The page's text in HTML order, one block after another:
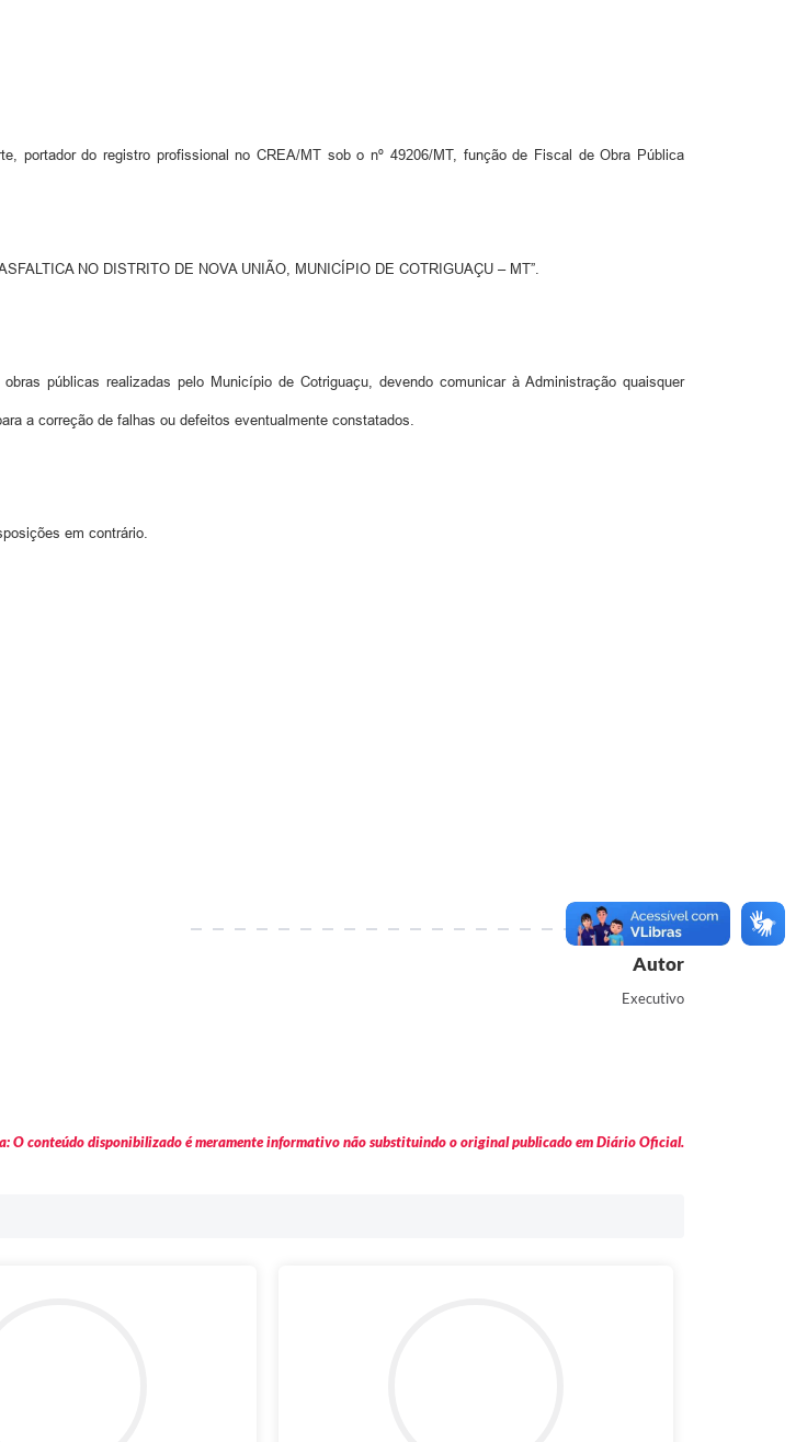
do registro profissional no CREA/MT sob o nº 49206/MT, função de Fiscal de Obra Pública
NO DISTRITO DE NOVA UNIÃO, MUNICÍPIO DE COTRIGUAÇU – MT”.
públicas realizadas pelo Município de Cotriguaçu, devendo comunicar à Administração quaisquer
a correção de falhas ou defeitos eventualmente constatados.
em contrário.
Autor
Executivo
O conteúdo disponibilizado é meramente informativo não substituindo o original publicado em Diário Oficial.